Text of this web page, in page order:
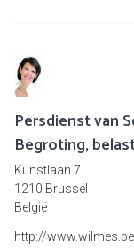
Persdienst van
Begroting,
Kunstlaan 7
1210 Brussel
België
http://